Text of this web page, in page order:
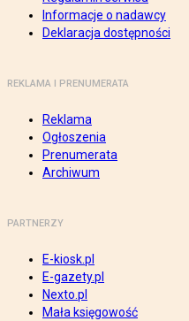
Informacje o nadawcy
Deklaracja dostępności
REKLAMA I PRENUMERATA
Reklama
Ogłoszenia
Prenumerata
Archiwum
PARTNERZY
E-kiosk.pl
E-gazety.pl
Nexto.pl
Mała księgowość